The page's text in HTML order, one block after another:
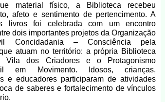
material físico, a Biblioteca recebeu
afeto e sentimento de pertencimento. A
livros foi celebrada com um encontro
dois importantes projetos da Organização
Concidadania – Consciência pela
atuam no território: a própria Biblioteca
Vila dos Criadores e o Protagonismo
em Movimento. Idosos, crianças,
e educadores participaram de atividades
de saberes e fortalecimento de vínculos